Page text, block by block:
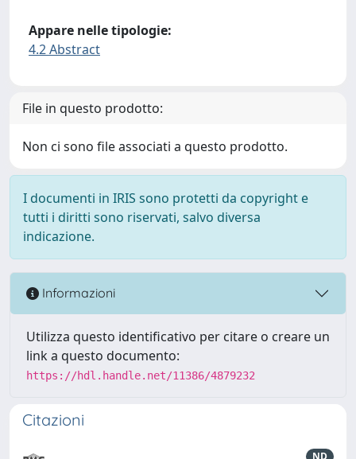
Appare nelle tipologie:
4.2 Abstract
File in questo prodotto:
Non ci sono file associati a questo prodotto.
I documenti in IRIS sono protetti da copyright e
tutti i diritti sono riservati, salvo diversa
indicazione.
Informazioni
Utilizza questo identificativo per citare o creare un
link a questo documento:
https://hdl.handle.net/11386/4879232
Citazioni